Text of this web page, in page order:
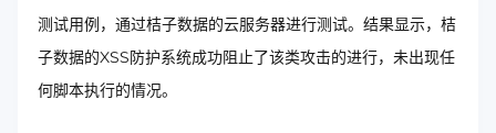
测试用例，通过桔子数据的云服务器进行测试。结果显示，桔
子数据的XSS防护系统成功阻止了该类攻击的进行，未出现任
何脚本执行的情况。